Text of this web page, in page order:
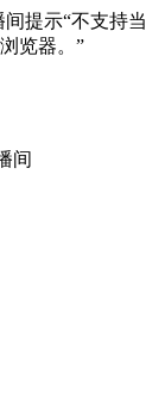
提示“不支持当
览器。”
间